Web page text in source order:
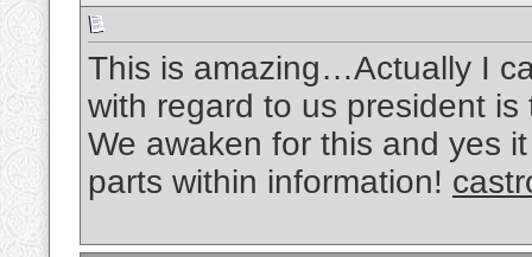
This is amazing…Actually I
with regard to us president
We awaken for this and yes
parts within information!